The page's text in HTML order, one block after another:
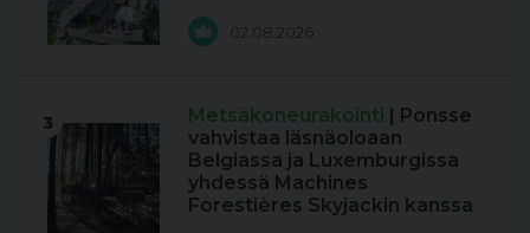
02.08.2026
3 Metsäkoneurakointi | Ponsse
vahvistaa läsnäoloaan
Belgiassa ja Luxemburgissa
yhdessä Machines
Forestières Skyjackin kanssa